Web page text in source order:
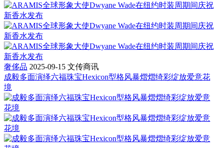
奢侈品 2025-09-15 文传商讯
成毅多面演绎六福珠宝Hexicon型格风暴熠熠绮彩绽放爱意花
境